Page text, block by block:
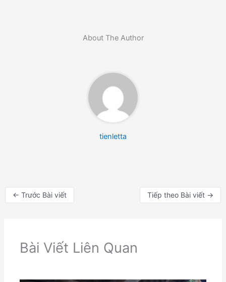
About The Author
tienletta
← Trước Bài viết Tiếp theo Bài viết →
Bài Viết Liên Quan